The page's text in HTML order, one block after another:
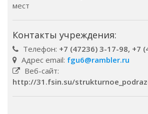
мест
Контакты учреждения:
Телефон: +7 (47236) 3-17-98, +7
Адрес email: fgu6@rambler.ru
Веб-сайт:
http://31.fsin.su/